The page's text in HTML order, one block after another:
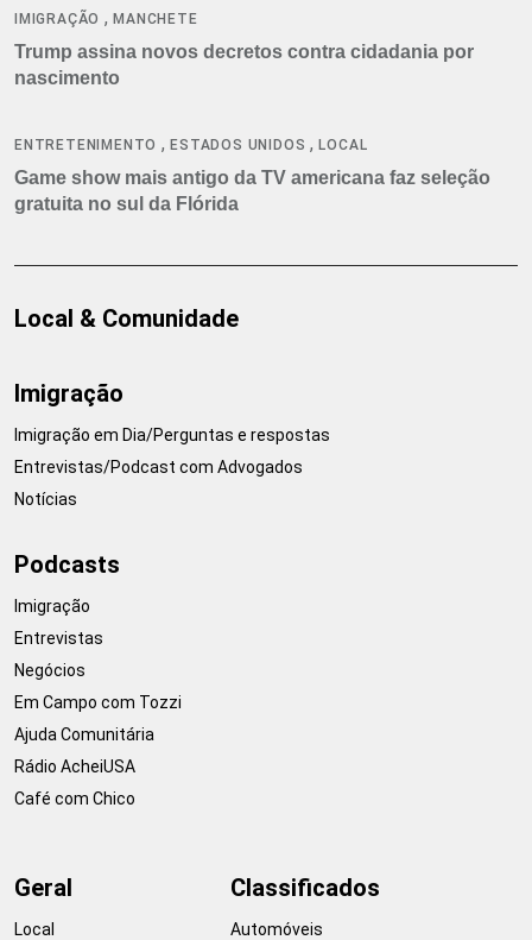
IMIGRAÇÃO ,MANCHETE
Trump assina novos decretos contra cidadania por
nascimento
ENTRETENIMENTO ,ESTADOS UNIDOS ,LOCAL
Game show mais antigo da TV americana faz seleção
gratuita no sul da Flórida
Local & Comunidade
Imigração
Imigração em Dia/Perguntas e respostas
Entrevistas/Podcast com Advogados
Notícias
Podcasts
Imigração
Entrevistas
Negócios
Em Campo com Tozzi
Ajuda Comunitária
Rádio AcheiUSA
Café com Chico
Geral
Local
Classificados
Automóveis